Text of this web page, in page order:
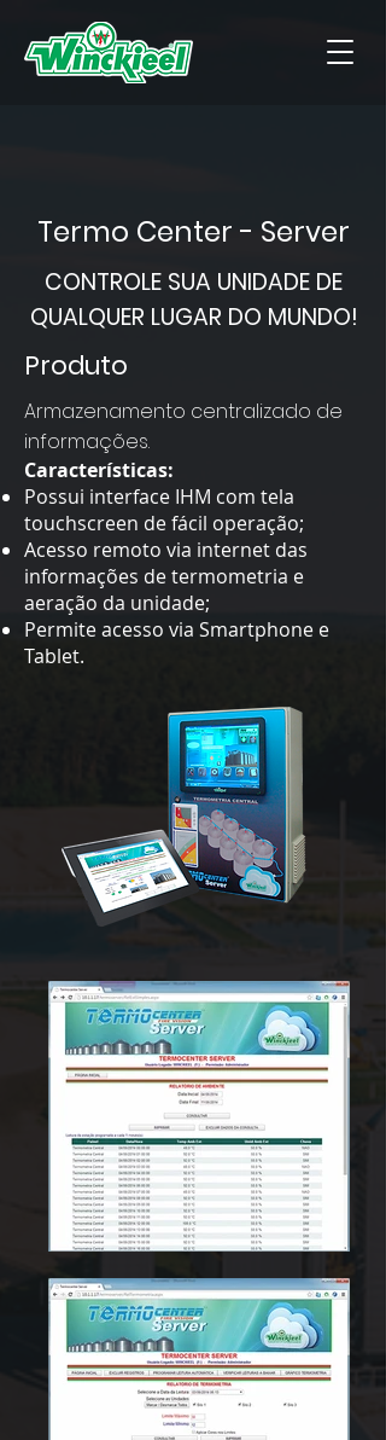
Termo Center - Server
CONTROLE SUA UNIDADE DE
QUALQUER LUGAR DO MUNDO!
Produto
Armazenamento centralizado de
informações.
Características:
Possui interface IHM com tela
touchscreen de fácil operação;
Acesso remoto via internet das
informações de termometria e
aeração da unidade;
Permite acesso via Smartphone e
Tablet.